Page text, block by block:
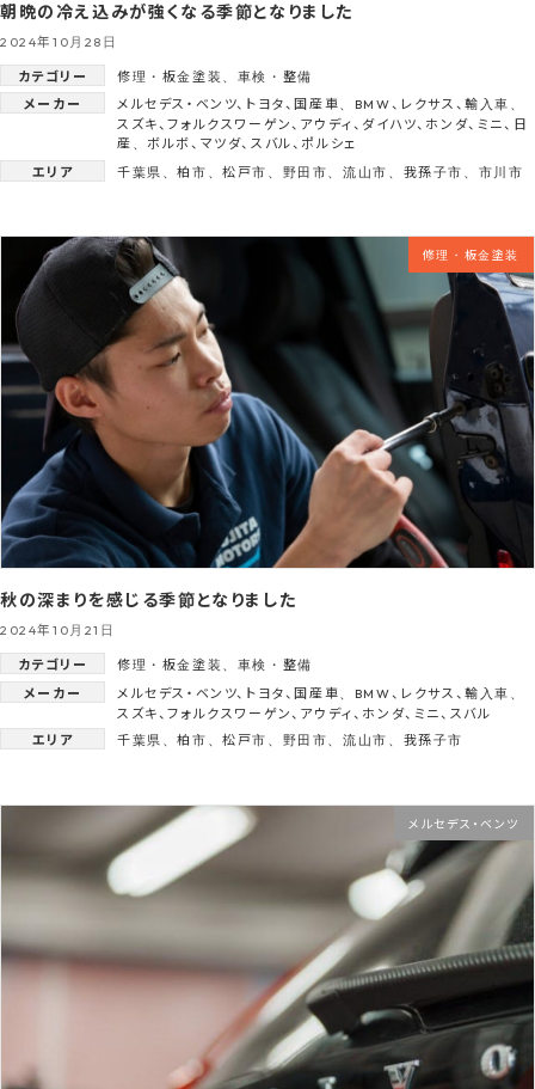
朝晩の冷え込みが強くなる季節となりました
2024年10月28日
カテゴリー 修理・板金塗装
車検・整備
メーカー
メルセデス・ベンツ、 トヨタ、 国産車、 BMW、 レクサス 、輸入車 、
スズキ、フォルクスワーゲン、 アウディ、 ダイハツ、 ホンダ、 ミニ、 日
産 、 ボルボ、 マツダ、スバル、 ポルシェ
エリア
千葉県 、柏市 、松戸市 、 野田市、流山市 、 我孫子市 、 市川市
修理・板金塗装
秋の深まりを感じる季節となりました
2024年10月21日
カテゴリー 修理・板金塗装 、 車検・整備
メーカー
メルセデス・ベンツ、 トヨタ、国産車、 BMW、 レクサス 、輸入車 、
スズキ、フォルクスワーゲン、 アウディ、 ホンダ、 ミニ、 スバル
エリア
千葉県 、柏市 、松戸市 、 野田市、流山市 、 我孫子市
メルセデス・ベンツ